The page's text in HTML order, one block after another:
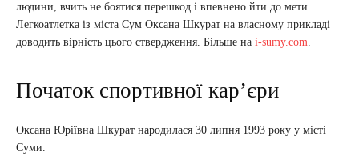
людини, вчить не боятися перешкод і впевнено йти до мети.
Легкоатлетка із міста Сум Оксана Шкурат на власному прикладі
доводить вірність цього ствердження. Більше на i-sumy.com.
Початок спортивної кар’єри
Оксана Юріївна Шкурат народилася 30 липня 1993 року у місті
Суми.